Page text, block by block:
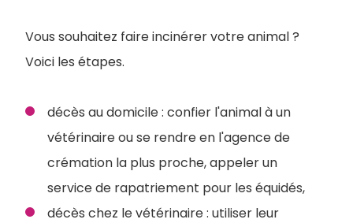
Vous souhaitez faire incinérer votre animal ?
Voici les étapes.
décès au domicile : confier l'animal à un
vétérinaire ou se rendre en l'agence de
crémation la plus proche, appeler un
service de rapatriement pour les équidés,
décès chez le vétérinaire : utiliser leur